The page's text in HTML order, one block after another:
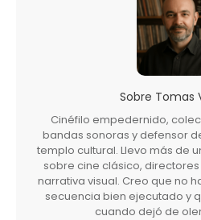
Sobre Tomas
Cinéfilo empedernido,
bandas sonoras y defensor
templo cultural. Llevo más de
sobre cine clásico,
narrativa visual. Creo que no
secuencia bien ejecutado y
cuando dejó de